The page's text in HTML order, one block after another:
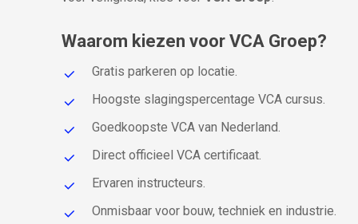
Waarom kiezen voor VCA Groep?
Gratis parkeren op locatie.
Hoogste slagingspercentage VCA cursus.
Goedkoopste VCA van Nederland.
Direct officieel VCA certificaat.
Ervaren instructeurs.
Onmisbaar voor bouw, techniek en industrie.